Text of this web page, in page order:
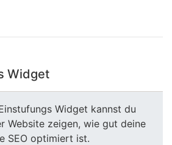
Widget
Widget kannst du
Website zeigen, wie gut deine
SEO optimiert ist.